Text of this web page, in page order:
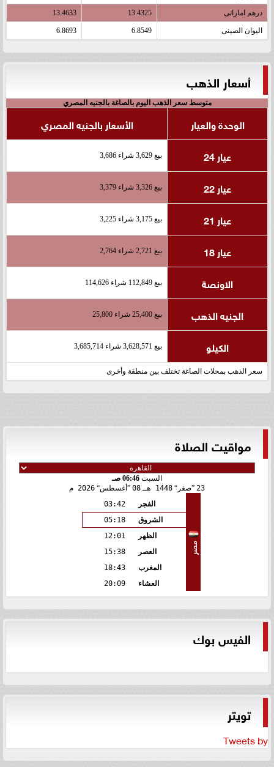
درهم اماراتى 13.4325
13.4633
اليوان الصينى 6.8549
6.8693
أسعار الذهب
متوسط سعر الذهب اليوم بالصاغة بالجنيه المصري
الوحدة والعيار
الأسعار بالجنيه المصري
عيار 24
بيع 3,629 شراء 3,686
عيار 22 بيع 3,326 شراء 3,379
عيار 21 بيع 3,175 شراء 3,225
عيار 18 بيع 2,721 شراء 2,764
الاونصة بيع 112,849 شراء 114,626
الجنيه الذهب بيع 25,400 شراء 25,800
الكيلو بيع 3,628,571 شراء 3,685,714
سعر الذهب بمحلات الصاغة تختلف بين منطقة وأخرى
مواقيت الصلاة
السبت 06:46 صـ
23
صفر 1448 هـ 08 أغسطس 2026 م
مصر
الفجر
03:42
الشروق
05:18
الظهر
12:01
العصر
15:38
المغرب
18:43
العشاء
20:09
الفيس بوك
تويتر
Tweets by